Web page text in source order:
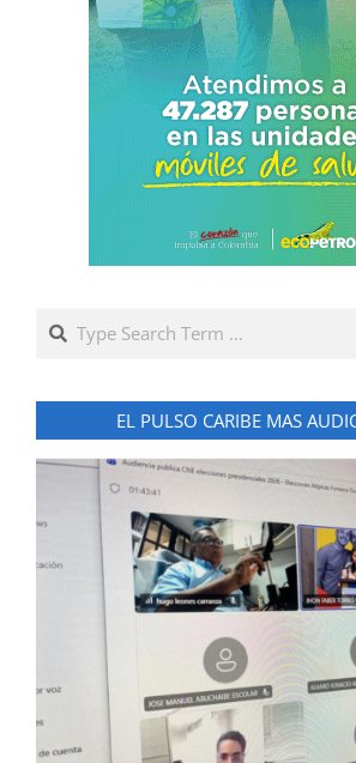
Search
EL PULSO CARIBE MAS